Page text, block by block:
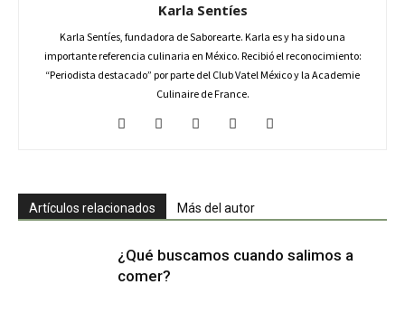
Karla Sentíes
Karla Sentíes, fundadora de Saborearte. Karla es y ha sido una
importante referencia culinaria en México. Recibió el reconocimiento:
“Periodista destacado” por parte del Club Vatel México y la Academie
Culinaire de France.
Artículos relacionados Más del autor
¿Qué buscamos cuando salimos a
comer?